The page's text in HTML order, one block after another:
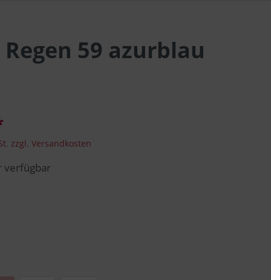
59 azurblau
zzgl. Versandkosten
verfügbar